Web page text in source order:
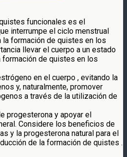
funcionales es el
interrumpe el ciclo menstrual
la formación de quistes en los
llevar el cuerpo a un estado
de quistes en los
en el cuerpo , evitando la
y, naturalmente, promover
a través de la utilización de
progesterona y apoyar el
Considere los beneficios de
y la progesterona natural para el
de la formación de quistes .